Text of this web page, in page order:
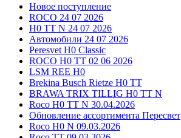
Новое поступление
ROCO 24 07 2026
H0 TT N 24 07 2026
Автомобили 24 07 2026
Peresvet H0 Classic
ROCO H0 TT 02 06 2026
LSM REE H0
Brekina Busch Rietze H0 TT
BRAWA TRIX TILLIG H0 TT N
Roco H0 TT N 30.04.2026
Обновление ассортимента Пересвет
Roco H0 N 09.03.2026